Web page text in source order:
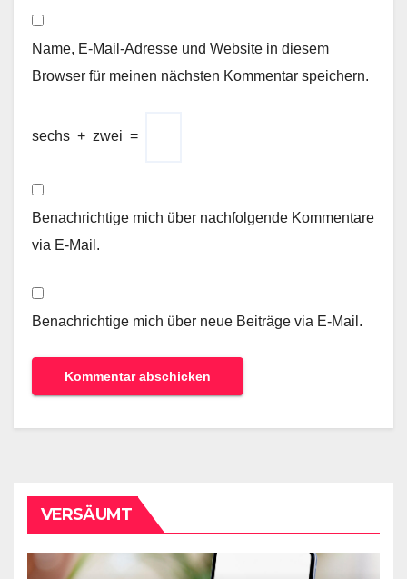
Name, E-Mail-Adresse und Website in diesem
Browser für meinen nächsten Kommentar speichern.
sechs + zwei =
Benachrichtige mich über nachfolgende Kommentare
via E-Mail.
Benachrichtige mich über neue Beiträge via E-Mail.
VERSÄUMT